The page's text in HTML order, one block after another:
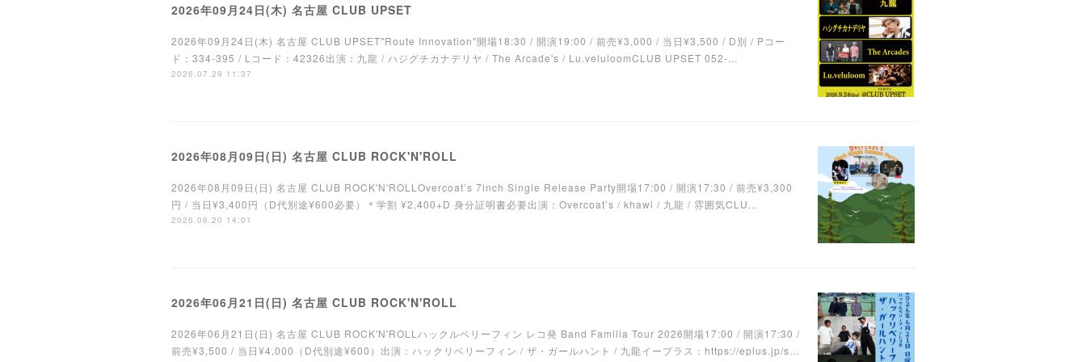
2026年09月24日(木) 名古屋 CLUB UPSET
2026年09月24日(木) 名古屋 CLUB UPSET"Route Innovation"開場18:30 / 開演19:00 / 前売¥3,000 / 当日¥3,500 / D別 / Pコー
ド：334-395 / Lコード：42326出演：九龍 / ハジグチカナデリヤ / The Arcade's / Lu.veluloomCLUB UPSET 052-...
2026.07.29 11:37
2026年08月09日(日) 名古屋 CLUB ROCK'N'ROLL
2026年08月09日(日) 名古屋 CLUB ROCK'N'ROLLOvercoat’s 7inch Single Release Party開場17:00 / 開演17:30 / 前売¥3,300
円 / 当日¥3,400円（D代別途¥600必要）＊学割 ¥2,400+D 身分証明書必要出演：Overcoat’s / khawi / 九龍 / 雰囲気CLU...
2026.06.20 14:01
2026年06月21日(日) 名古屋 CLUB ROCK'N'ROLL
2026年06月21日(日) 名古屋 CLUB ROCK'N'ROLLハックルベリーフィン レコ発 Band Familia Tour 2026開場17:00 / 開演17:30 /
前売¥3,500 / 当日¥4,000（D代別途¥600）出演：ハックリベリーフィン / ザ・ガールハント / 九龍イープラス：https://eplus.jp/s…